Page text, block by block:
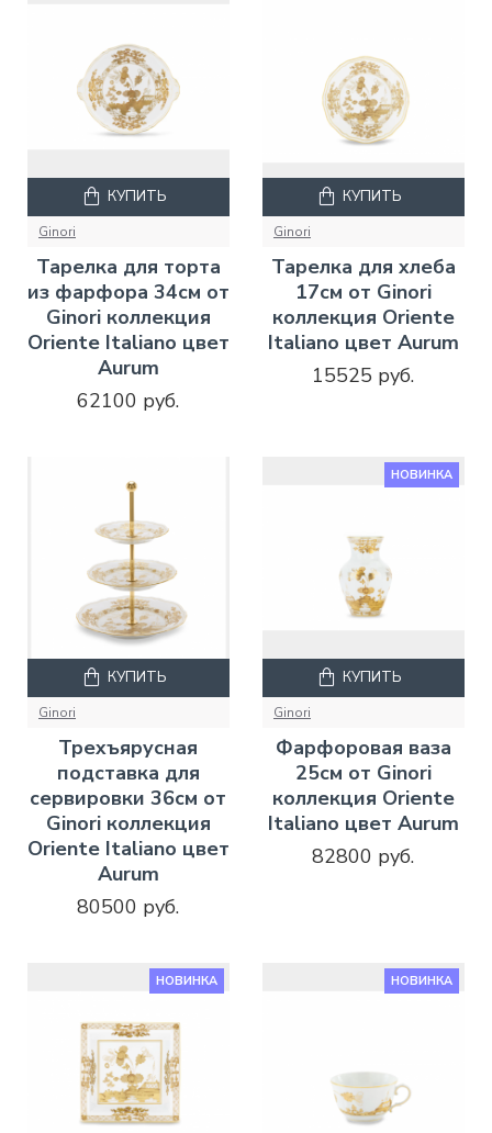
Ginori
Тарелка для торта
из фарфора 34см от
Ginori коллекция
Oriente Italiano цвет
Aurum
62100 руб.
КУПИТЬ
Ginori
Тарелка для хлеба
17см от Ginori
коллекция Oriente
Italiano цвет Aurum
15525 руб.
КУПИТЬ
Ginori
Трехъярусная
подставка для
сервировки 36см от
Ginori коллекция
Oriente Italiano цвет
Aurum
80500 руб.
КУПИТЬ
НОВИНКА
Ginori
Фарфоровая ваза
25см от Ginori
коллекция Oriente
Italiano цвет Aurum
82800 руб.
КУПИТЬ
НОВИНКА НОВИНКА